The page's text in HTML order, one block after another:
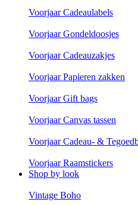
Voorjaar Cadeaulabels
Voorjaar Gondeldoosjes
Voorjaar Cadeauzakjes
Voorjaar Papieren zakken
Voorjaar Gift bags
Voorjaar Canvas tassen
Voorjaar Cadeau- &
Voorjaar Raamstickers
Shop by look
Vintage Boho